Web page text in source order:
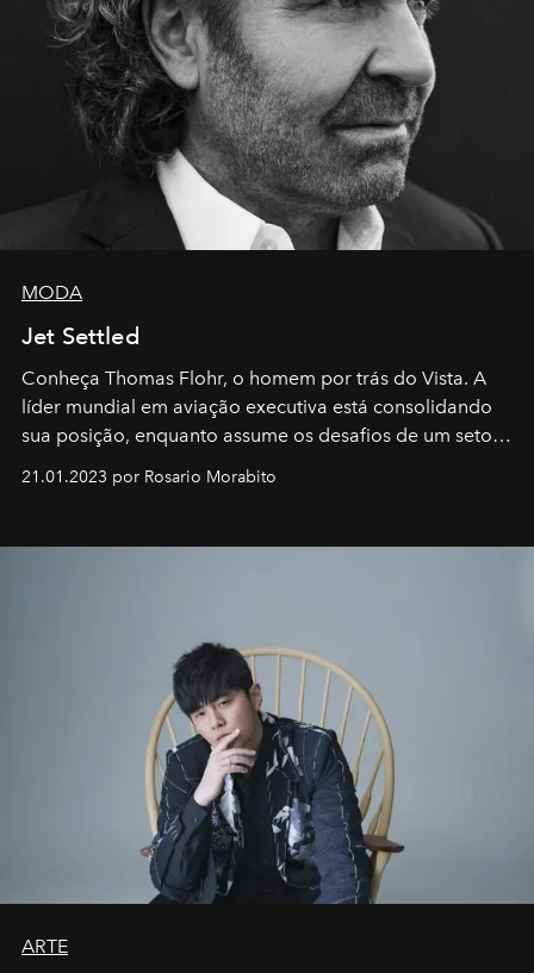
MODA
Jet Settled
Conheça Thomas Flohr, o homem por trás do Vista. A
líder mundial em aviação executiva está consolidando
sua posição, enquanto assume os desafios de um setor
21.01.2023 por Rosario Morabito
ARTE